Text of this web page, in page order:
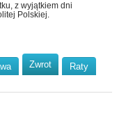
z wyjątkiem dni
Polskiej.
Zwrot
Raty